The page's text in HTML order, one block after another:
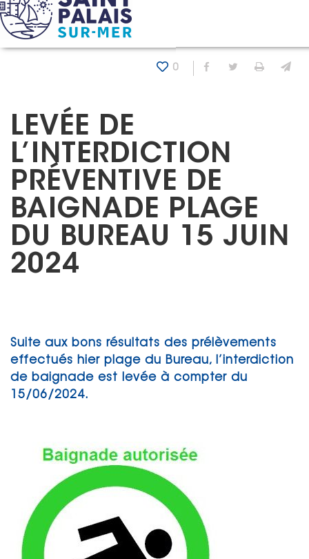
Panneau de gestion des cookies
Accueil Actualités
0 Partager sur
Partager
LEVÉE DE
L’INTERDICTION
PRÉVENTIVE DE
BAIGNADE PLAGE
DU BUREAU 15 JUIN
2024
Suite aux bons résultats des prélèvements
effectués hier plage du Bureau, l’interdiction
de baignade est levée à compter du
15/06/2024.